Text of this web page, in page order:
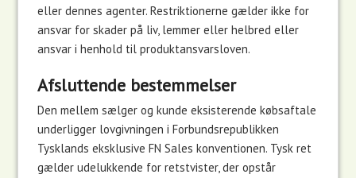
eller dennes agenter.Restriktionerne gælder ikke for
ansvar for skader på liv, lemmer eller helbred eller
ansvar i henhold til produktansvarsloven.
Afsluttende bestemmelser
Den mellem sælger og kundeeksisterende købsaftale
underligger lovgivningen i Forbundsrepublikken
Tysklands eksklusive FN Sales konventionen. Tysk ret
gælderudelukkende for retstvister, der opstår